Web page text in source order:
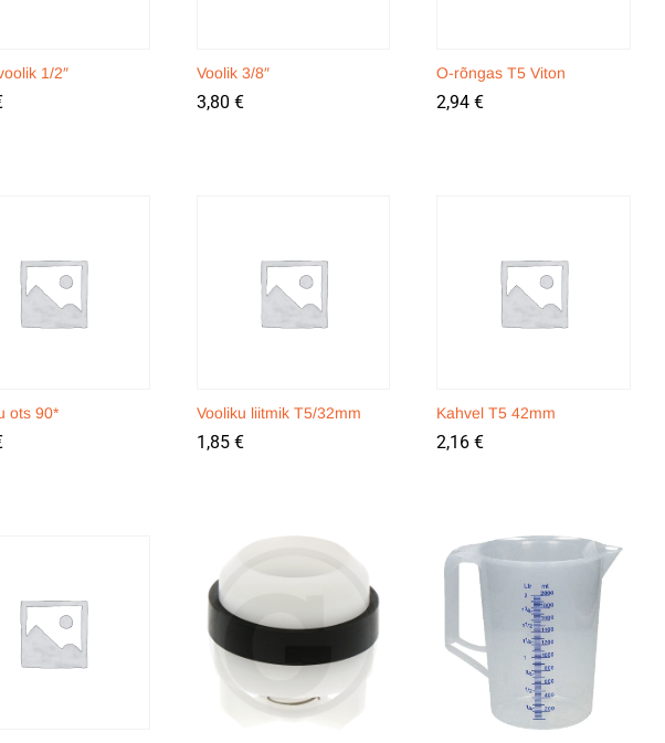
1/2″ Voolik 3/8″
3,80 €
3,80 €
O-rõngas T5 Viton
2,94 €
2,94 €
ots 90* Vooliku liitmik T5/32mm
1,85 €
1,85 €
Kahvel T5 42mm
2,16 €
2,16 €